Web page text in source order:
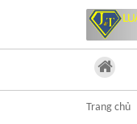
Trang chủ